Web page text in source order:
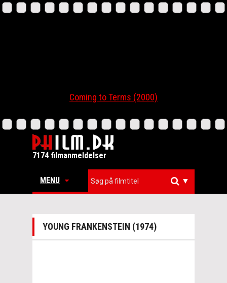
Coming to Terms (2000)
7174 filmanmeldelser
MENU ▼
YOUNG FRANKENSTEIN (1974)